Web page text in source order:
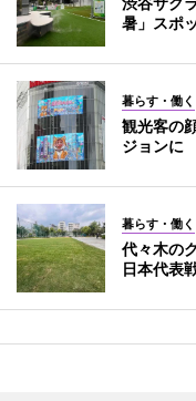
暑」スポ
暮らす・働く
観光客の
ジョンに
暮らす・働く
代々木の
日本代表